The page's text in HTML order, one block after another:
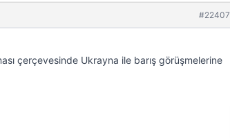
#22407
çerçevesinde Ukrayna ile barış görüşmelerine